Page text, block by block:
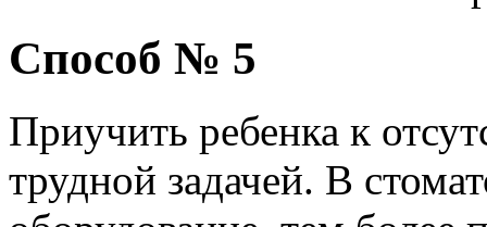
Способ № 5
Приучить ребенка к
трудной задачей. В